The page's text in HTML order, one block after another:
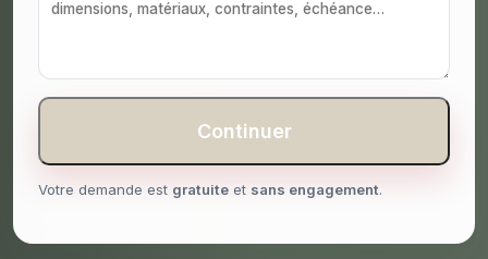
Continuer
Votre demande est gratuite et sans engagement.